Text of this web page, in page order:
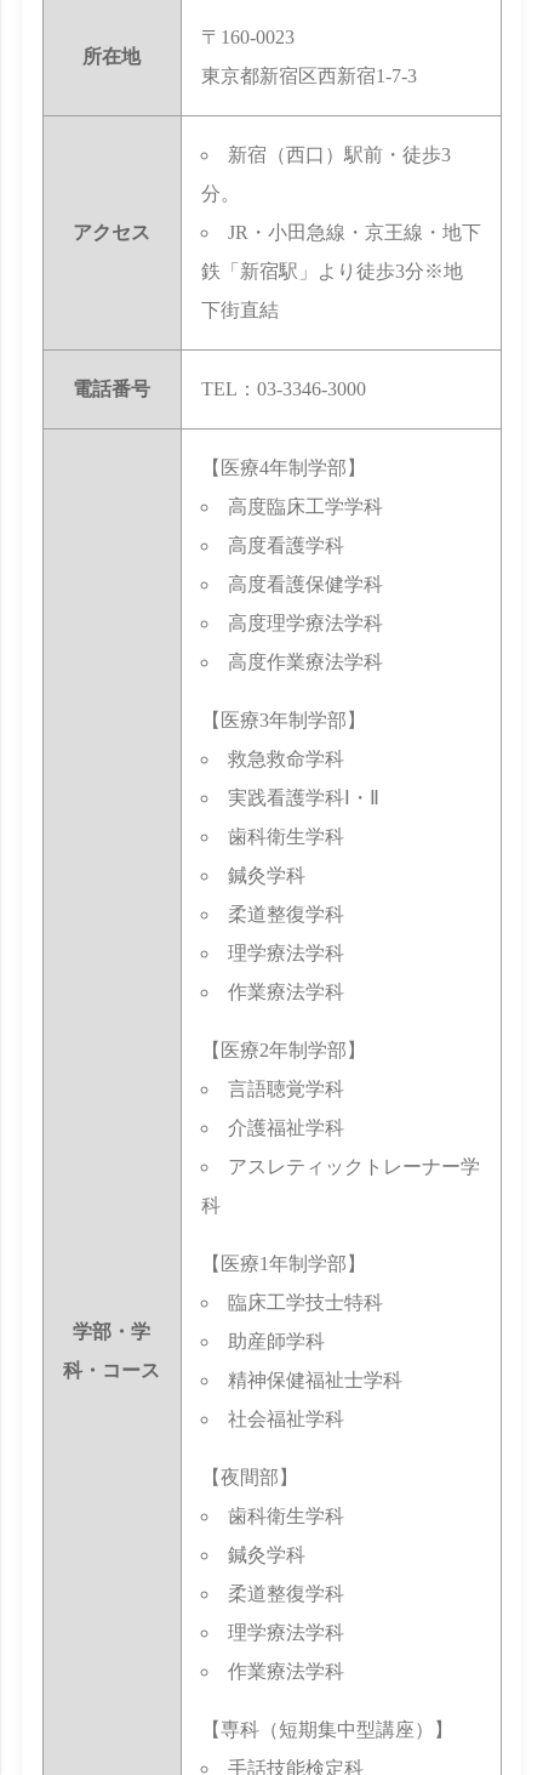
所在地
〒160-0023
東京都新宿区西新宿1-7-3
アクセス
新宿（西口）駅前・徒歩3
分。
JR・小田急線・京王線・地下
鉄「新宿駅」より徒歩3分※地
下街直結
電話番号 TEL：03-3346-3000
学部・学
科・コース
【医療4年制学部】
高度臨床工学学科
高度看護学科
高度看護保健学科
高度理学療法学科
高度作業療法学科
【医療3年制学部】
救急救命学科
実践看護学科Ⅰ・Ⅱ
歯科衛生学科
鍼灸学科
柔道整復学科
理学療法学科
作業療法学科
【医療2年制学部】
言語聴覚学科
介護福祉学科
アスレティックトレーナー学
科
【医療1年制学部】
臨床工学技士特科
助産師学科
精神保健福祉士学科
社会福祉学科
【夜間部】
歯科衛生学科
鍼灸学科
柔道整復学科
理学療法学科
作業療法学科
【専科（短期集中型講座）】
手話技能検定科